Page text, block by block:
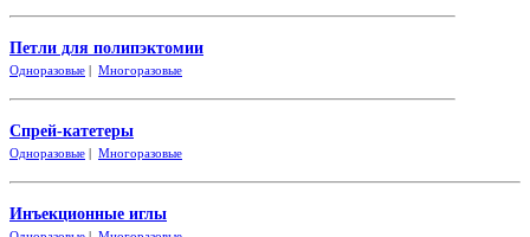
Петли для полипэктомии
Одноразовые | Многоразовые
Спрей-катетеры
Одноразовые | Многоразовые
Инъекционные иглы